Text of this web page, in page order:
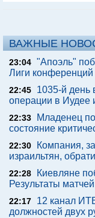
ВАЖНЫЕ
23:04 "Апоэль"
Лиги конференций
22:45
1035-й день
операции в Иудее
22:33
Младенец
состояние
22:30
Компания,
израильтян,
22:28
Киевляне
Результаты
22:17
12 канал
должностей двух